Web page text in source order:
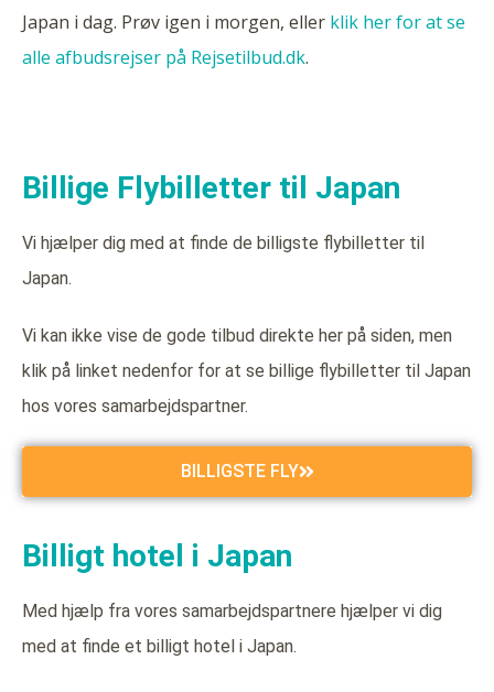
Japan i dag. Prøv igen i morgen, eller klik her for at se
alle afbudsrejser på Rejsetilbud.dk.
Billige Flybilletter til Japan
Vi hjælper dig med at finde de billigste flybilletter til
Japan.
Vi kan ikke vise de gode tilbud direkte her på siden, men
klik på linket nedenfor for at se billige flybilletter til Japan
hos vores samarbejdspartner.
BILLIGSTE FLY
Billigt hotel i Japan
Med hjælp fra vores samarbejdspartnere hjælper vi dig
med at finde et billigt hotel i Japan.